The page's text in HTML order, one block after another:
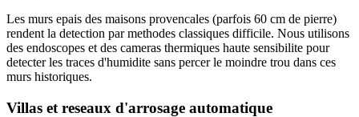
Les murs epais des maisons provencales (parfois 60 cm de pierre)
rendent la detection par methodes classiques difficile. Nous utilisons
des endoscopes et des cameras thermiques haute sensibilite pour
detecter les traces d'humidite sans percer le moindre trou dans ces
murs historiques.
Villas et reseaux d'arrosage automatique